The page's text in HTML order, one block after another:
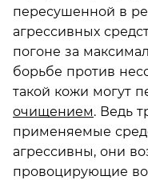
пересушенной в
агрессивных
погоне за
борьбе против
такой кожи могут
очищением. Ведь
применяемые
агрессивны, они
провоцирующие